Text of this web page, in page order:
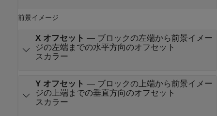
前景イメージ
X オフセット — ブロックの左端から前景イメー
ジの左端までの水平方向のオフセット
スカラー
Y オフセット — ブロックの上端から前景イメー
ジの上端までの垂直方向のオフセット
スカラー